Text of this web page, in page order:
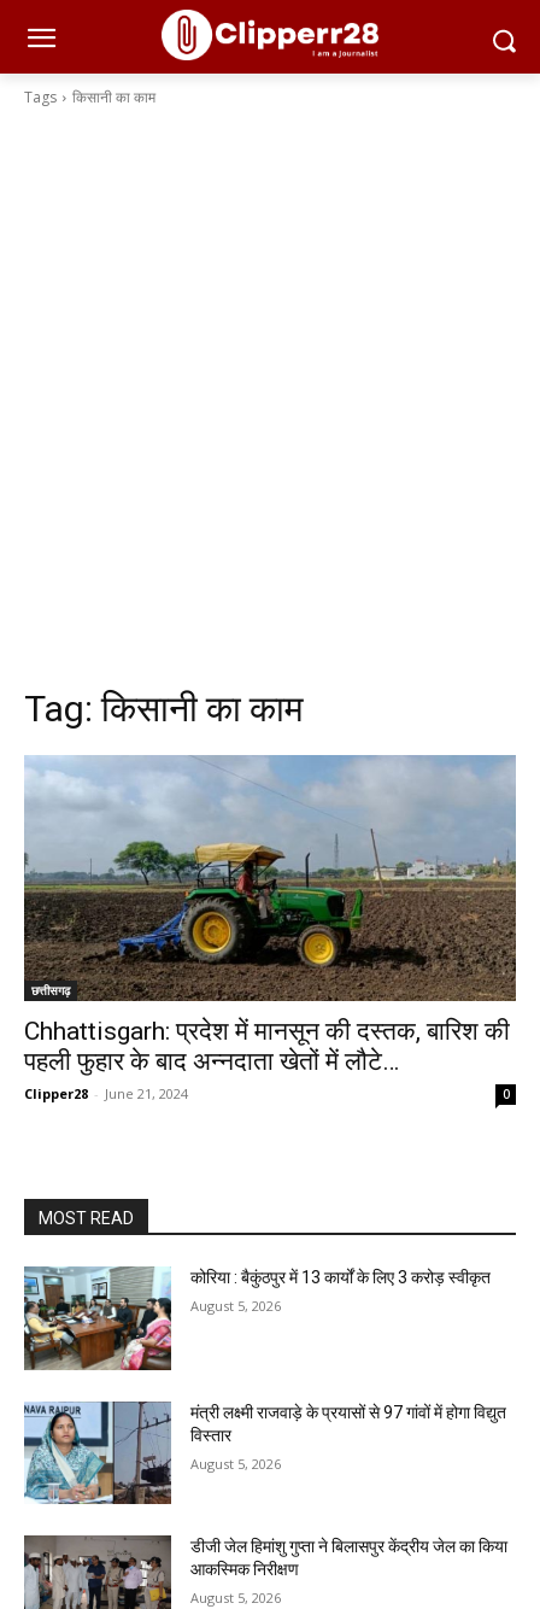
Tags किसानी का काम
Tag:किसानी का काम
छत्तीसगढ़
Chhattisgarh: प्रदेश में मानसून की दस्तक, बारिश की
पहली फुहार के बाद अन्नदाता खेतों में लौटे…
Clipper28 - June 21, 2024 0
MOST READ
कोरिया : बैकुंठपुर में 13 कार्यों के लिए 3 करोड़ स्वीकृत
August 5, 2026
मंत्री लक्ष्मी राजवाड़े के प्रयासों से 97 गांवों में होगा विद्युत
विस्तार
August 5, 2026
डीजी जेल हिमांशु गुप्ता ने बिलासपुर केंद्रीय जेल का किया
आकस्मिक निरीक्षण
August 5, 2026